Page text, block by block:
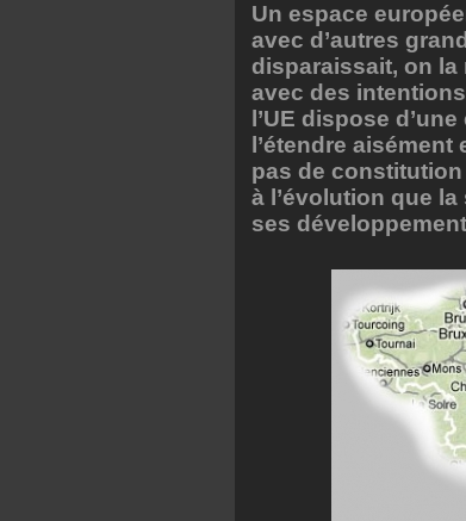
Un espace
avec d’autres
disparaissait, on
avec des
l’UE dispose
l’étendre
pas de
à l’évolution que
ses